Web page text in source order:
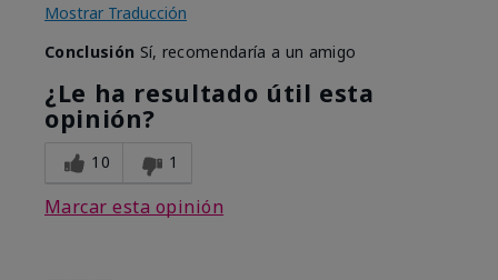
Mostrar Traducción
Conclusión Sí, recomendaría a un amigo
¿Le ha resultado útil esta
opinión?
10 1
Marcar esta opinión